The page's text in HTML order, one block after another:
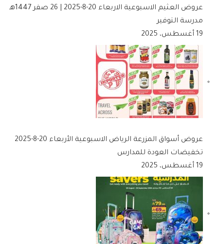
عروض العثيم الاسبوعية الاربعاء 20-8-2025 | 26 صفر 1447هـ
مدرسة التوفير
19 أغسطس، 2025
عروض أسواق المزرعة الرياض الاسبوعية الأربعاء 20-8-2025
تخفيضات العودة للمدارس
19 أغسطس، 2025